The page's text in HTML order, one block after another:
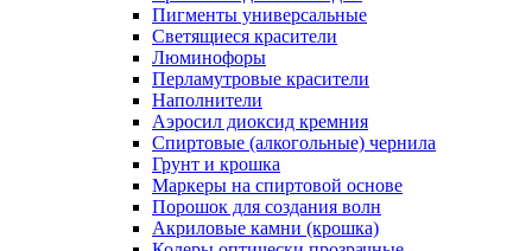
Пигменты универсальные
Светящиеся красители
Люминофоры
Перламутровые красители
Наполнители
Аэросил диоксид кремния
Спиртовые (алкогольные) чернила
Грунт и крошка
Маркеры на спиртовой основе
Порошок для создания волн
Акриловые камни (крошка)